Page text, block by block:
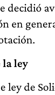
decidió
en
la ley
ley de